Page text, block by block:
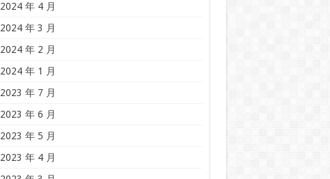
2024 年 4 月
2024 年 3 月
2024 年 2 月
2024 年 1 月
2023 年 7 月
2023 年 6 月
2023 年 5 月
2023 年 4 月